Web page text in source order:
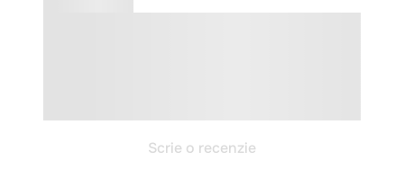
Scrie o recenzie